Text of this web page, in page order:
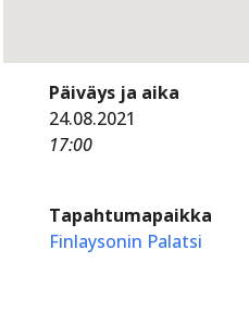
Päiväys ja aika
24.08.2021
17:00
Tapahtumapaikka
Finlaysonin Palatsi